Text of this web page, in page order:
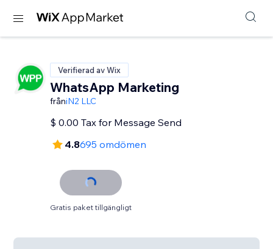
Verifierad av Wix
WhatsApp Marketing
fråniN2 LLC
$ 0.00 Tax for Message Send
4.8695 omdömen
Gratis paket tillgängligt